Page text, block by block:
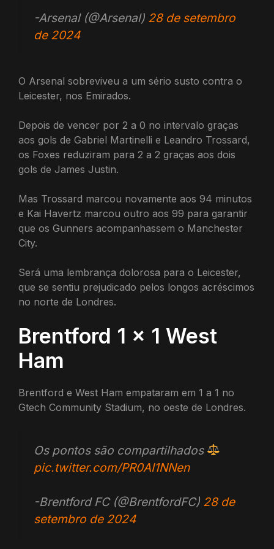
-Arsenal (@Arsenal) 28 de setembro
de 2024
O Arsenal sobreviveu a um sério susto contra o
Leicester, nos Emirados.
Depois de vencer por 2 a 0 no intervalo graças
aos gols de Gabriel Martinelli e Leandro Trossard,
os Foxes reduziram para 2 a 2 graças aos dois
gols de James Justin.
Mas Trossard marcou novamente aos 94 minutos
e Kai Havertz marcou outro aos 99 para garantir
que os Gunners acompanhassem o Manchester
City.
Será uma lembrança dolorosa para o Leicester,
que se sentiu prejudicado pelos longos acréscimos
no norte de Londres.
Brentford 1 x 1 West
Ham
Brentford e West Ham empataram em 1 a 1 no
Gtech Community Stadium, no oeste de Londres.
Os pontos são compartilhados
pic.twitter.com/PR0AI1NNen
-Brentford FC (@BrentfordFC) 28 de
setembro de 2024